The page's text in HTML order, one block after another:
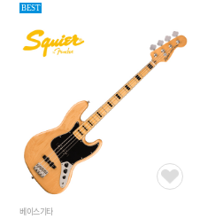
BEST
베이스기타